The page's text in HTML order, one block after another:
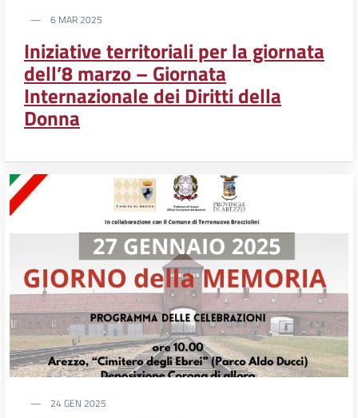
6 MAR 2025
Iniziative territoriali per la giornata
dell’8 marzo – Giornata
Internazionale dei Diritti della
Donna
24 GEN 2025